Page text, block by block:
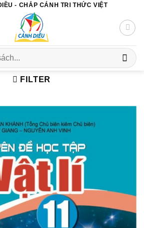
- CHẮP CÁNH TRI THỨC VIỆT
FILTER